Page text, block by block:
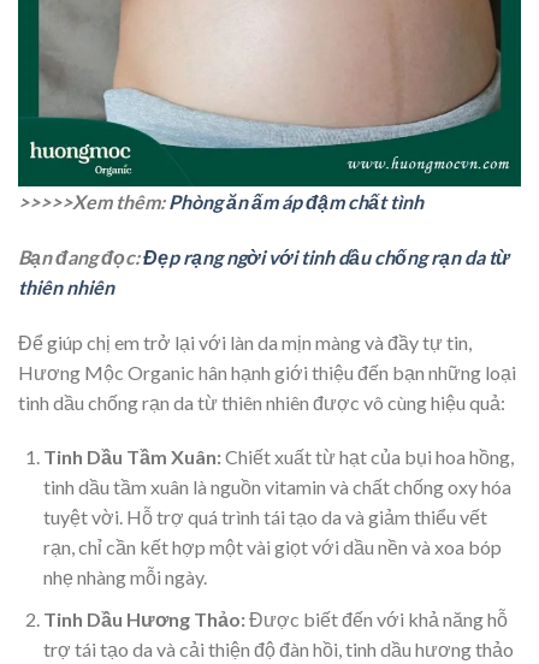
>>>>>Xem thêm:Phòng ăn ấm áp đậm chất tình
Bạn đang đọc:Đẹp rạng ngời với tinh dầu chống rạn da từ
thiên nhiên
Để giúp chị em trở lại với làn da mịn màng và đầy tự tin,
Hương Mộc Organic hân hạnh giới thiệu đến bạn những loại
tinh dầu chống rạn da từ thiên nhiên được vô cùng hiệu quả:
Tinh Dầu Tầm Xuân:Chiết xuất từ hạt của bụi hoa hồng,
tinh dầu tầm xuân là nguồn vitamin và chất chống oxy hóa
tuyệt vời. Hỗ trợ quá trình tái tạo da và giảm thiểu vết
rạn, chỉ cần kết hợp một vài giọt với dầu nền và xoa bóp
nhẹ nhàng mỗi ngày.
Tinh Dầu Hương Thảo:Được biết đến với khả năng hỗ
trợ tái tạo da và cải thiện độ đàn hồi, tinh dầu hương thảo